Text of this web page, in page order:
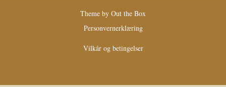
Theme by Out the Box
Personvernerklæring
Vilkår og betingelser